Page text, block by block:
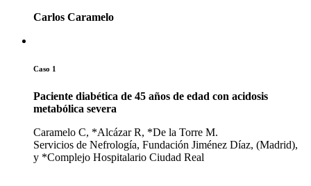
Carlos Caramelo
Caso 1
Paciente diabética de 45 años de edad con acidosis
metabólica severa
Caramelo C, *Alcázar R, *De la Torre M.
Servicios de Nefrología, Fundación Jiménez Díaz, (Madrid),
y *Complejo Hospitalario Ciudad Real